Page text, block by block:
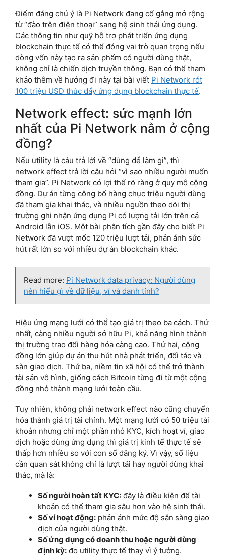
Điểm đáng chú ý là Pi Network đang cố gắng mở rộng
từ “đào trên điện thoại” sang hệ sinh thái ứng dụng.
Các thông tin như quỹ hỗ trợ phát triển ứng dụng
blockchain thực tế có thể đóng vai trò quan trọng nếu
dòng vốn này tạo ra sản phẩm có người dùng thật,
không chỉ là chiến dịch truyền thông. Bạn có thể tham
khảo thêm về hướng đi này tại bài viết Pi Network rót
100 triệu USD thúc đẩy ứng dụng blockchain thực tế.
Network effect: sức mạnh lớn
nhất của Pi Network nằm ở cộng
đồng?
Nếu utility là câu trả lời về “dùng để làm gì”, thì
network effect trả lời câu hỏi “vì sao nhiều người muốn
tham gia”. Pi Network có lợi thế rõ ràng ở quy mô cộng
đồng. Dự án từng công bố hàng chục triệu người dùng
đã tham gia khai thác, và nhiều nguồn theo dõi thị
trường ghi nhận ứng dụng Pi có lượng tải lớn trên cả
Android lẫn iOS. Một bài phân tích gần đây cho biết Pi
Network đã vượt mốc 120 triệu lượt tải, phản ánh sức
hút rất lớn so với nhiều dự án blockchain khác.
Read more: Pi Network data privacy: Người dùng
nên hiểu gì về dữ liệu, ví và danh tính?
Hiệu ứng mạng lưới có thể tạo giá trị theo ba cách. Thứ
nhất, càng nhiều người sở hữu Pi, khả năng hình thành
thị trường trao đổi hàng hóa càng cao. Thứ hai, cộng
đồng lớn giúp dự án thu hút nhà phát triển, đối tác và
sàn giao dịch. Thứ ba, niềm tin xã hội có thể trở thành
tài sản vô hình, giống cách Bitcoin từng đi từ một cộng
đồng nhỏ thành mạng lưới toàn cầu.
Tuy nhiên, không phải network effect nào cũng chuyển
hóa thành giá trị tài chính. Một mạng lưới có 50 triệu tài
khoản nhưng chỉ một phần nhỏ KYC, kích hoạt ví, giao
dịch hoặc dùng ứng dụng thì giá trị kinh tế thực tế sẽ
thấp hơn nhiều so với con số đăng ký. Vì vậy, số liệu
cần quan sát không chỉ là lượt tải hay người dùng khai
thác, mà là:
Số người hoàn tất KYC: đây là điều kiện để tài
khoản có thể tham gia sâu hơn vào hệ sinh thái.
Số ví hoạt động: phản ánh mức độ sẵn sàng giao
dịch của người dùng thật.
Số ứng dụng có doanh thu hoặc người dùng
định kỳ: đo utility thực tế thay vì ý tưởng.